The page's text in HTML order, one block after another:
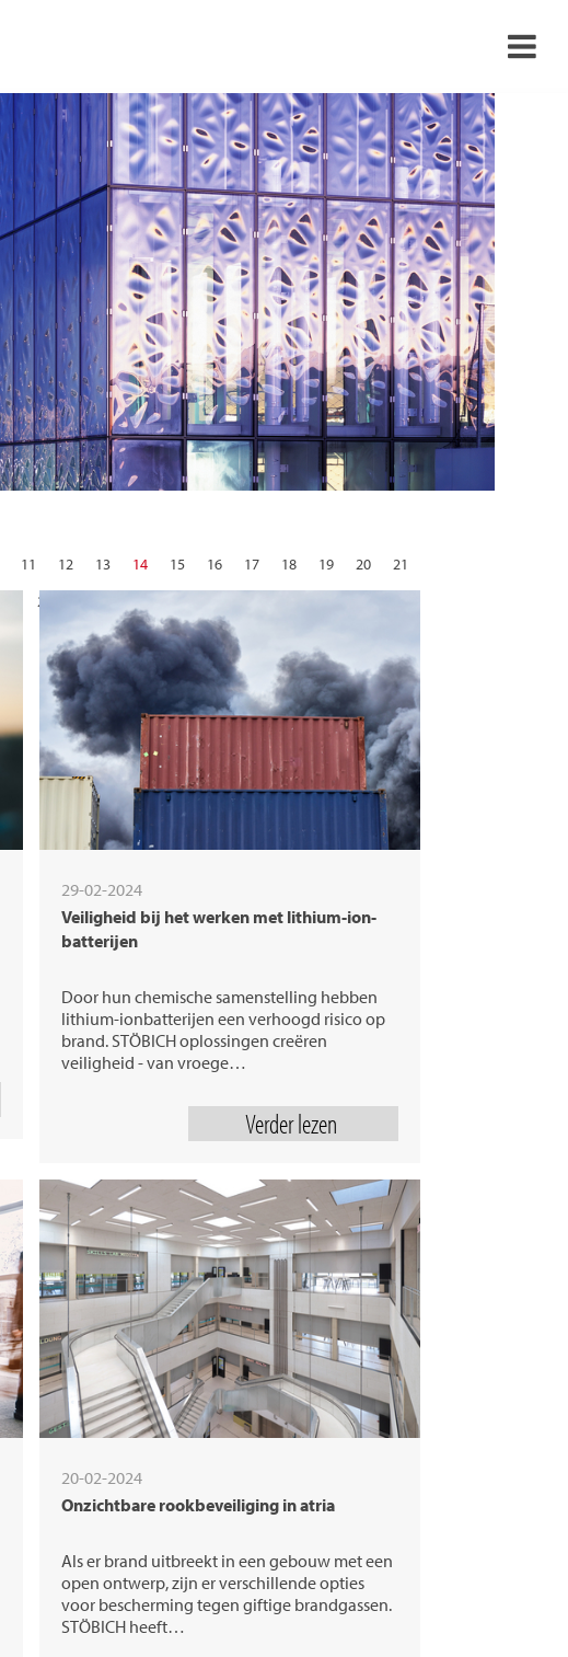
›
›
›
›
11 12 13 14 15 16 17 18 19 20
21
28 30
29-02-2024
Veiligheid bij het werken met lithium-ion-
batterijen
Door hun chemische samenstelling hebben
lithium-ionbatterijen een verhoogd risico op
brand. STÖBICH oplossingen creëren
veiligheid - van vroege…
Verder lezen
20-02-2024
Onzichtbare rookbeveiliging in atria
Als er brand uitbreekt in een gebouw met een
open ontwerp, zijn er verschillende opties
voor bescherming tegen giftige brandgassen.
STÖBICH heeft…